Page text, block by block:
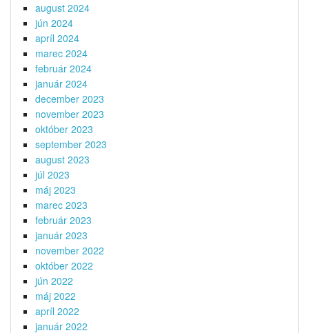
august 2024
jún 2024
apríl 2024
marec 2024
február 2024
január 2024
december 2023
november 2023
október 2023
september 2023
august 2023
júl 2023
máj 2023
marec 2023
február 2023
január 2023
november 2022
október 2022
jún 2022
máj 2022
apríl 2022
január 2022